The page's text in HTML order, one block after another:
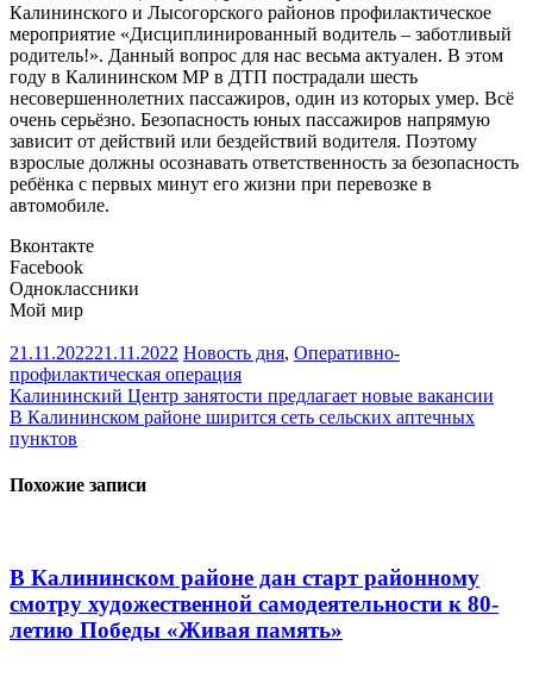
Калининского и Лысогорского районов профилактическое
мероприятие «Дисциплинированный водитель – заботливый
родитель!». Данный вопрос для нас весьма актуален. В этом
году в Калининском МР в ДТП пострадали шесть
несовершеннолетних пассажиров, один из которых умер. Всё
очень серьёзно. Безопасность юных пассажиров напрямую
зависит от действий или бездействий водителя. Поэтому
взрослые должны осознавать ответственность за безопасность
ребёнка с первых минут его жизни при перевозке в
автомобиле.
Вконтакте
Facebook
Одноклассники
Мой мир
21.11.202221.11.2022 Новость дня, Оперативно-
профилактическая операция
Навигация
по
Калининский Центр занятости предлагает новые вакансии
В Калининском районе ширится сеть сельских аптечных
пунктов
Похожие записи
В Калининском районе дан старт районному
смотру художественной самодеятельности к 80-
летию Победы «Живая память»